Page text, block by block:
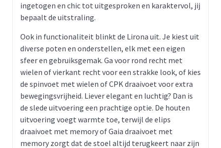
ingetogen en chic tot uitgesproken en karaktervol, jij
bepaalt de uitstraling.
Ook in functionaliteit blinkt de Lirona uit. Je kiest uit
diverse poten en onderstellen, elk met een eigen
sfeer en gebruiksgemak. Ga voor rond recht met
wielen of vierkant recht voor een strakke look, of kies
de spinvoet met wielen of CPK draaivoet voor extra
bewegingsvrijheid. Liever elegant en luchtig? Dan is
de slede uitvoering een prachtige optie. De houten
uitvoering voegt warmte toe, terwijl de elips
draaivoet met memory of Gaia draaivoet met
memory zorgt dat de stoel altijd terugkeert naar zijn